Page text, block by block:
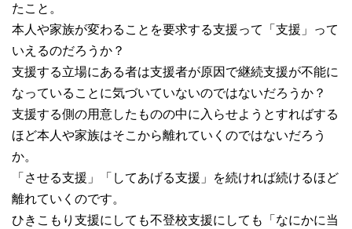
たこと。
本人や家族が変わることを要求する支援って「支援」って
いえるのだろうか？
支援する立場にある者は支援者が原因で継続支援が不能に
なっていることに気づいていないのではないだろうか？
支援する側の用意したものの中に入らせようとすればする
ほど本人や家族はそこから離れていくのではないだろう
か。
「させる支援」「してあげる支援」を続ければ続けるほど
離れていくのです。
ひきこもり支援にしても不登校支援にしても「なにかに当